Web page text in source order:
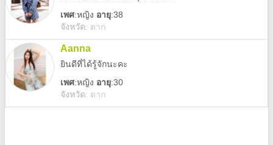
เพศ:หญิง อายุ:38
จังหวัด: ตาก
Aanna
ยินดีที่ได้รู้จักนะคะ
เพศ:หญิง อายุ:30
จังหวัด: ตาก